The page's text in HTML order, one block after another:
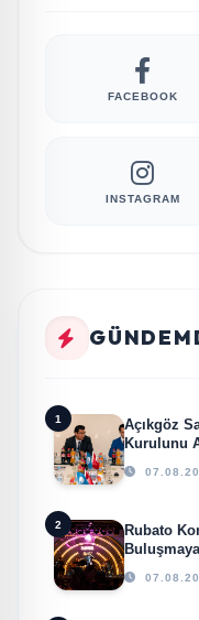
FACEBOOK
INSTAGRAM
1
Açıkgöz
Kurulunu
Küresel
2
Rubato